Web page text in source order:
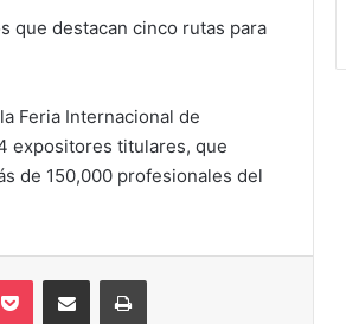
que destacan cinco rutas para
Feria Internacional de
expositores titulares, que
de 150,000 profesionales del
Pocket Compartir por correo electrónicoImprimir